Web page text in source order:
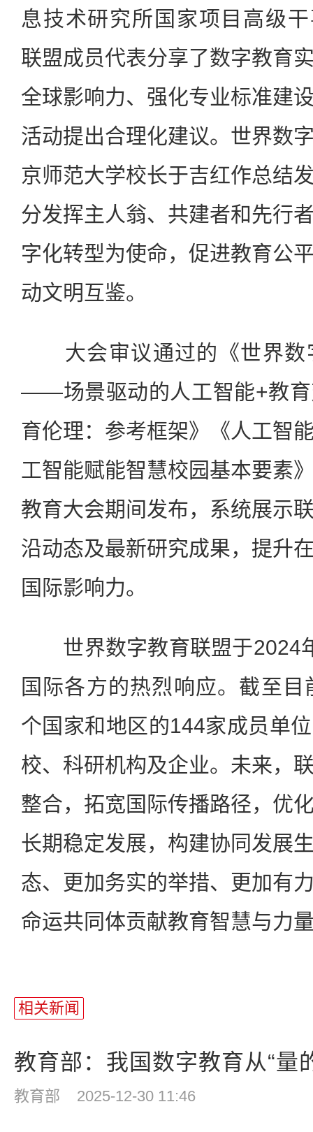
息技术研究所国家项目高级
联盟成员代表分享了数字教育
全球影响力、强化专业标准建
活动提出合理化建议。世界数
京师范大学校长于吉红作总结
分发挥主人翁、共建者和先行
字化转型为使命，促进教育公
动文明互鉴。
大会审议通过的《世界数
——场景驱动的人工智能+教育
育伦理：参考框架》《人工智
工智能赋能智慧校园基本要素
教育大会期间发布，系统展示
沿动态及最新研究成果，提升
国际影响力。
世界数字教育联盟于2024
国际各方的热烈响应。截至
个国家和地区的144家成员单
校、科研机构及企业。未来，
整合，拓宽国际传播路径，优
长期稳定发展，构建协同发展
态、更加务实的举措、更加有
命运共同体贡献教育智慧与力
相关新闻
教育部：我国数字教育从“量
教育部 2025-12-30 11:46